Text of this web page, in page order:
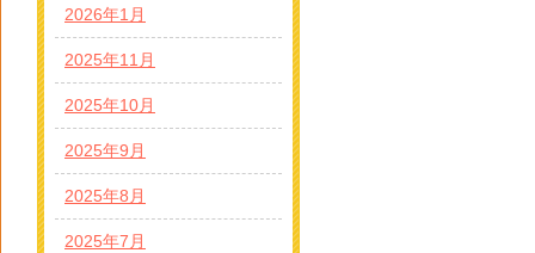
2026年1月
2025年11月
2025年10月
2025年9月
2025年8月
2025年7月